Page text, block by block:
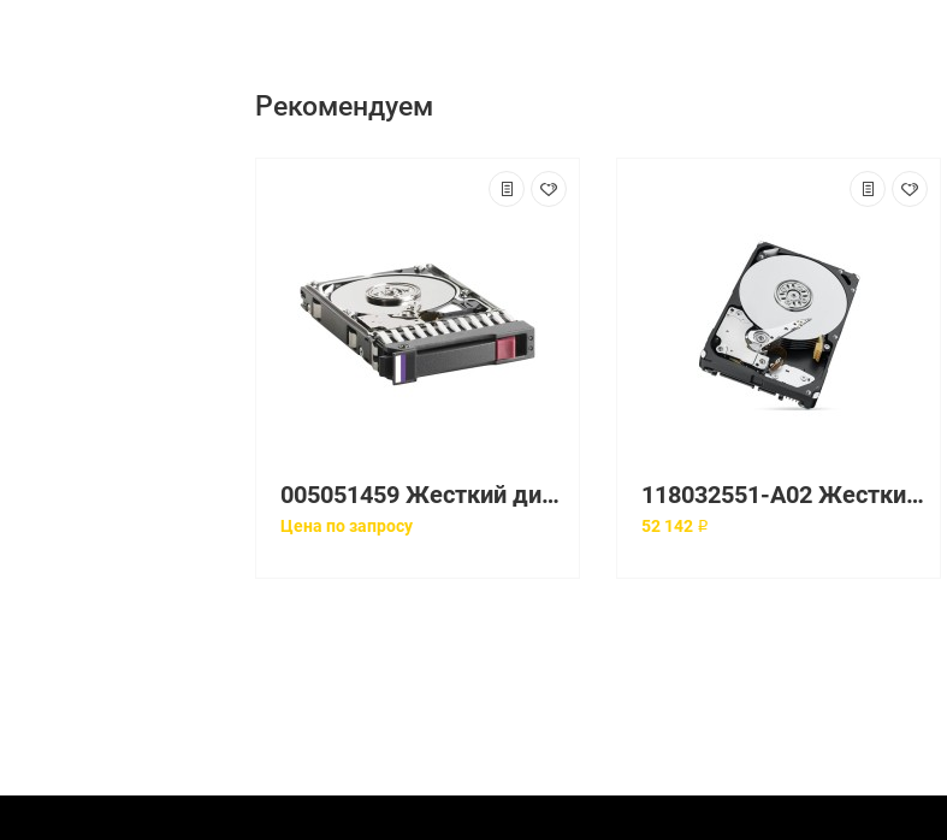
Рекомендуем
005051459 Жесткий диск EMC 600GB 10K 2.5'' SAS 6Gb/s
Цена по запросу
118032551-A02 Жесткий диск EMC
52 142 ₽